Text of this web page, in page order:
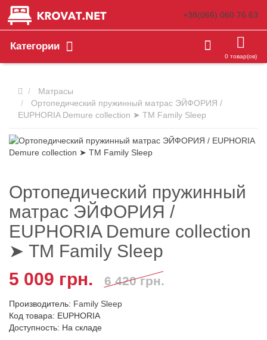
+38(066) 060 76 63
Категории
0 товар(ов)
Матрасы
Ортопедический пружинный матрас ЭЙФОРИЯ /
EUPHORIA Demure collection ➤ ТМ Family Sleep
Ортопедический пружинный
матрас ЭЙФОРИЯ /
EUPHORIA Demure collection
➤ ТМ Family Sleep
5 009 грн.
6 420 грн.
Производитель: Family Sleep
Код товара: EUPHORIA
Доступность: На складе